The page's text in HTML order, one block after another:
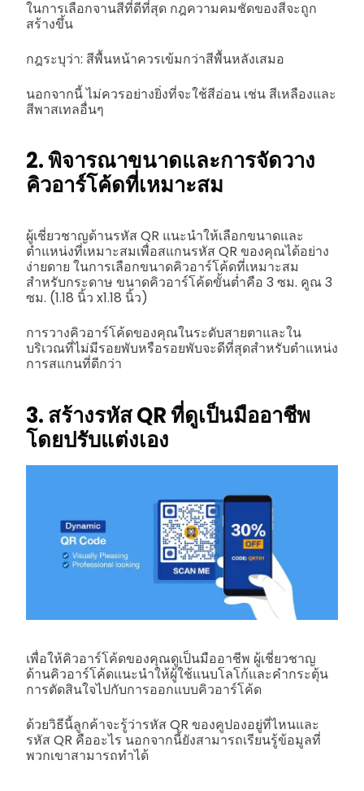
ในการเลือกจานสีที่ดีที่สุด กฎความคมชัดของสีจะถูก
สร้างขึ้น
กฎระบุว่า: สีพื้นหน้าควรเข้มกว่าสีพื้นหลังเสมอ
นอกจากนี้ ไม่ควรอย่างยิ่งที่จะใช้สีอ่อน เช่น สีเหลืองและ
สีพาสเทลอื่นๆ
2. พิจารณาขนาดและการจัดวาง
คิวอาร์โค้ดที่เหมาะสม
ผู้เชี่ยวชาญด้านรหัส QR แนะนำให้เลือกขนาดและ
ตำแหน่งที่เหมาะสมเพื่อสแกนรหัส QR ของคุณได้อย่าง
ง่ายดาย ในการเลือกขนาดคิวอาร์โค้ดที่เหมาะสม
สำหรับกระดาษ ขนาดคิวอาร์โค้ดขั้นต่ำคือ 3 ซม. คูณ 3
ซม. (1.18 นิ้ว x1.18 นิ้ว)
การวางคิวอาร์โค้ดของคุณในระดับสายตาและใน
บริเวณที่ไม่มีรอยพับหรือรอยพับจะดีที่สุดสำหรับตำแหน่ง
การสแกนที่ดีกว่า
3. สร้างรหัส QR ที่ดูเป็นมืออาชีพ
โดยปรับแต่งเอง
เพื่อให้คิวอาร์โค้ดของคุณดูเป็นมืออาชีพ ผู้เชี่ยวชาญ
ด้านคิวอาร์โค้ดแนะนำให้ผู้ใช้แนบโลโก้และคำกระตุ้น
การตัดสินใจไปกับการออกแบบคิวอาร์โค้ด
ด้วยวิธีนี้ลูกค้าจะรู้ว่ารหัส QR ของคูปองอยู่ที่ไหนและ
รหัส QR คืออะไร นอกจากนี้ยังสามารถเรียนรู้ข้อมูลที่
พวกเขาสามารถทำได้